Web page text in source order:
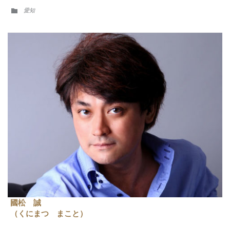
 CATEGORY
愛知
國松 誠
（くにまつ まこと）